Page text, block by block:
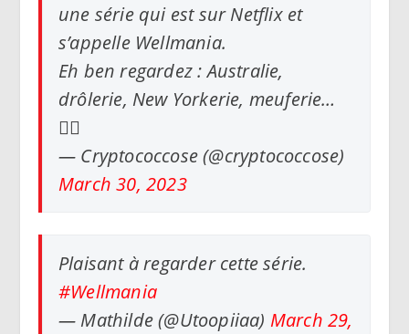
une série qui est sur Netflix et
s’appelle Wellmania.
Eh ben regardez : Australie,
drôlerie, New Yorkerie, meuferie…
👍🏽
— Cryptococcose (@cryptococcose)
March 30, 2023
Plaisant à regarder cette série.
#Wellmania
— Mathilde (@Utoopiiaa) March 29,